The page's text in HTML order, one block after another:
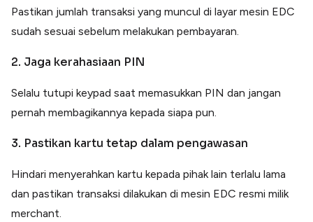
Pastikan jumlah transaksi yang muncul di layar mesin EDC
sudah sesuai sebelum melakukan pembayaran.
2. Jaga kerahasiaan PIN
Selalu tutupi keypad saat memasukkan PIN dan jangan
pernah membagikannya kepada siapa pun.
3. Pastikan kartu tetap dalam pengawasan
Hindari menyerahkan kartu kepada pihak lain terlalu lama
dan pastikan transaksi dilakukan di mesin EDC resmi milik
merchant.